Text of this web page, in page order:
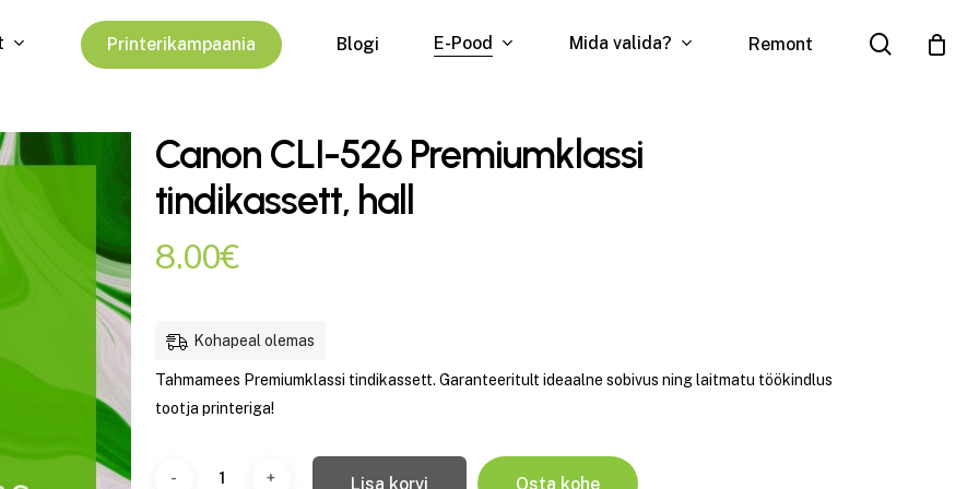
Printerikampaania Blogi E-Pood Mida valida? Remont search
Canon CLI-526 Premiumklassi
tindikassett, hall
8.00€
Kohapeal olemas
Tahmamees Premiumklassi tindikassett. Garanteeritult ideaalne sobivus ning laitmatu töökindlus
tootja printeriga!
Lisa korvi Osta kohe